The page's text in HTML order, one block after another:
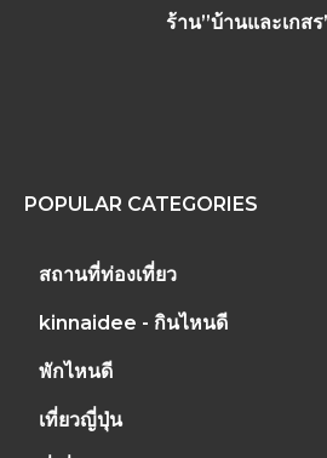
ร้าน”บ้านและเกส
POPULAR CATEGORIES
สถานที่ท่องเที่ยว
kinnaidee - กินไหนดี
พักไหนดี
เที่ยวญี่ปุ่น